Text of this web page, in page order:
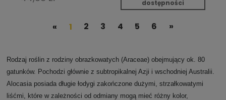
dostępności
« 1 2 3 4 5 6 »
Rodzaj roślin z rodziny obrazkowatych (Araceae) obejmujący ok. 80
gatunków. Pochodzi głównie z subtropikalnej Azji i wschodniej Australii.
Alocasia posiada długie łodygi zakończone dużymi, strzałkowatymi
liśćmi, które w zależności od odmiany mogą mieć różny kolor,